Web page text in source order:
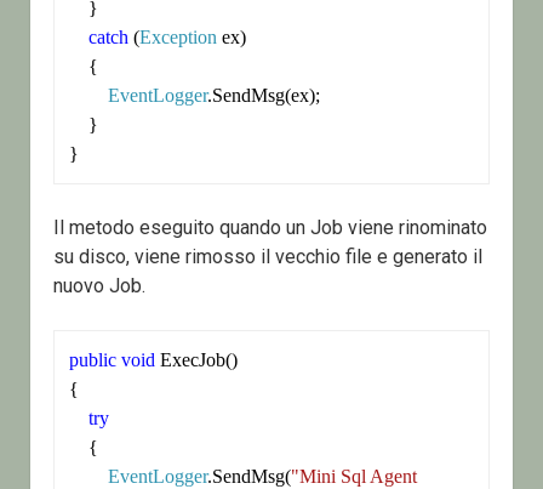
catch (Exception ex)
EventLogger.SendMsg(ex);
}
Il metodo eseguito quando un Job viene rinominato
su disco, viene rimosso il vecchio file e generato il
nuovo Job.
public void ExecJob()
{
try
EventLogger.SendMsg("Mini Sql Agent